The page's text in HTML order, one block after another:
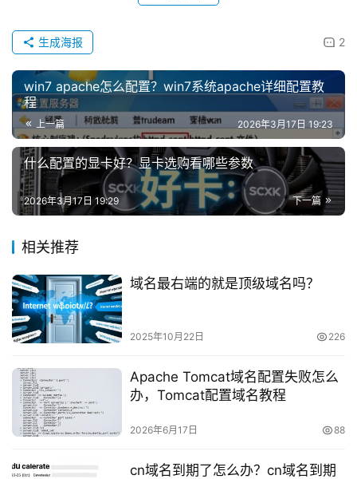
2
生成海报
win7 apache怎么配置？win7系统apache详细配置教
程
上一篇 2026年3月17日 19:23
什么配置的显卡好？显卡选购看哪些参数
下一篇
2026年3月17日 19:29
相关推荐
域名最右端的就是顶级域名吗？
2025年10月22日 226
Apache Tomcat域名配置失败怎么
办，Tomcat配置域名教程
2026年6月17日 88
cn域名到期了怎么办？cn域名到期